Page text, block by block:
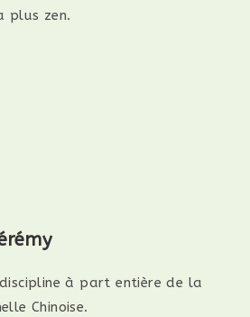
plus zen.
à part entière de la
Chinoise.